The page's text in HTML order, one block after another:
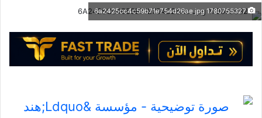
على
X
بريدا
إلكترونيا
1780755327 6a2425cc4c59b71e754d26ae jpg